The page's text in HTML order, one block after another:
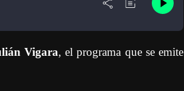
Vigara, el programa que se emite